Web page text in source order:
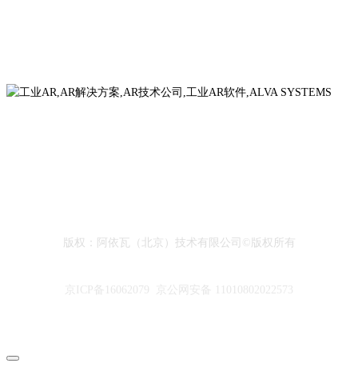
版权：阿依瓦（北京）技术有限公司©版权所有
京ICP备16062079 京公网安备 11010802022573